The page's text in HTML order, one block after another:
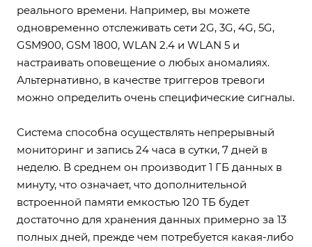
реального времени. Например, вы можете
одновременно отслеживать сети 2G, 3G, 4G, 5G,
GSM900, GSM 1800, WLAN 2.4 и WLAN 5 и
настраивать оповещение о любых аномалиях.
Альтернативно, в качестве триггеров тревоги
можно определить очень специфические сигналы.
Система способна осуществлять непрерывный
мониторинг и запись 24 часа в сутки, 7 дней в
неделю. В среднем он производит 1 ГБ данных в
минуту, что означает, что дополнительной
встроенной памяти емкостью 120 ТБ будет
достаточно для хранения данных примерно за 13
полных дней, прежде чем потребуется какая-либо